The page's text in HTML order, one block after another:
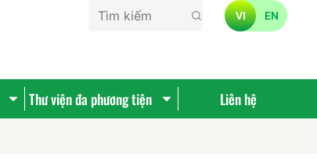
VI EN
Thư viện đa phương tiện Liên hệ